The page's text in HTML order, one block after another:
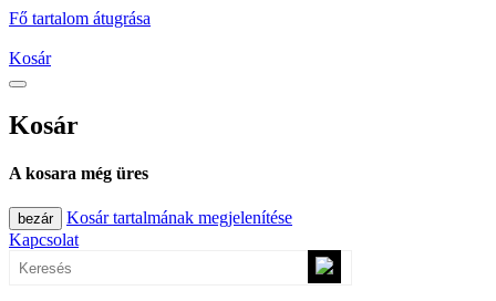
Fő tartalom átugrása
Kosár
Kosár
A kosara még üres
bezár
Kosár tartalmának megjelenítése
Kapcsolat